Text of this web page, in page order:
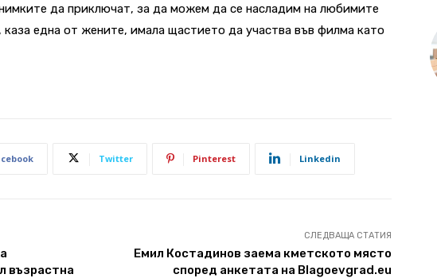
да приключат, за да можем да се насладим на любимите
каза една от жените, имала щастието да участва във филма като
Twitter Pinterest Linkedin
възрастна
СЛЕДВАЩА СТАТИЯ
Емил Костадинов заема кметското място
според анкетата на Blagoevgrad.eu